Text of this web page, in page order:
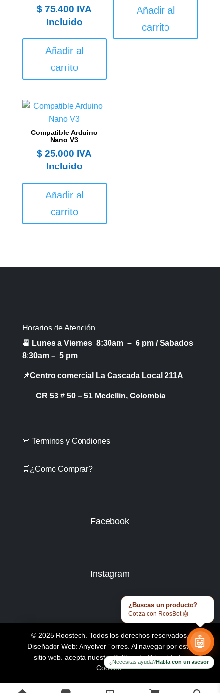
$75.400 IVA
Incluido
Añadir al
carrito
Añadir al
carrito
Compatible Arduino
Nano V3
$25.000 IVA
Incluido
Añadir al
carrito
Horarios de Atención
📆 Lunes a Viernes 8:30am – 6 pm /Sabados
8:30am – 5 pm
📌Centro comercial La Cascada Local 211A
CR 53 # 50 – 51 Medellin, Colombia
📜 Terminos y Condiones
🛒¿Como Comprar?
Facebook
Instagram
© 2025 Roostech. Todos los derechos reservados.
Diseñador Web: Anyelver Torres. Al navegar por este
sitio web, acepta nuestraPolítica de Privacidad y
Cookies.
¿Buscas un producto?
Cotiza con RoosBot 🤖
🤖
¿Necesitas ayuda?Habla con un asesor